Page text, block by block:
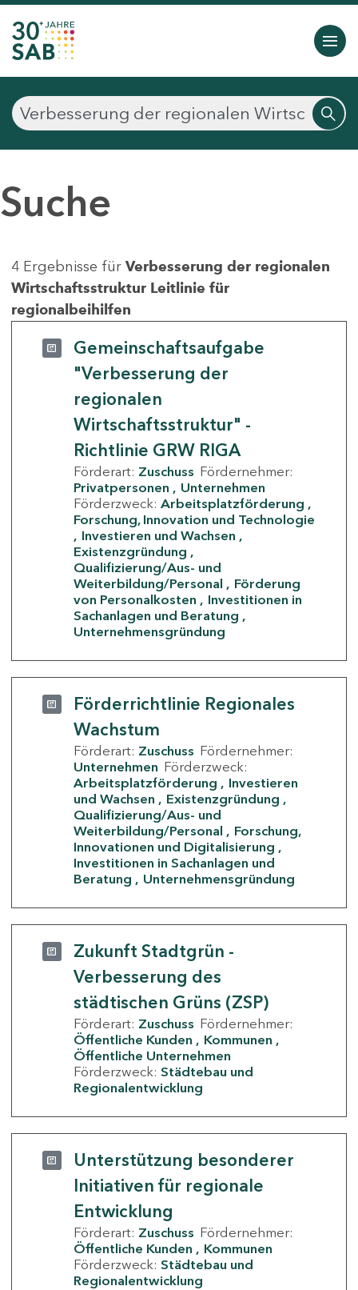
Suche
4 Ergebnisse für Verbesserung der regionalen
Wirtschaftsstruktur Leitlinie für
regionalbeihilfen
Gemeinschaftsaufgabe
"Verbesserung der
regionalen
Wirtschaftsstruktur" -
Richtlinie GRW RIGA
Förderart: Zuschuss Fördernehmer:
Privatpersonen
Unternehmen
Förderzweck: Arbeitsplatzförderung
Forschung, Innovation und Technologie
Investieren und Wachsen
Existenzgründung
Qualifizierung/Aus- und
Weiterbildung/Personal
Förderung
von Personalkosten
Investitionen in
Sachanlagen und Beratung
Unternehmensgründung
Förderrichtlinie Regionales
Wachstum
Förderart: Zuschuss Fördernehmer:
Unternehmen Förderzweck:
Arbeitsplatzförderung
Investieren
und Wachsen
Existenzgründung
Qualifizierung/Aus- und
Weiterbildung/Personal
Forschung,
Innovationen und Digitalisierung
Investitionen in Sachanlagen und
Beratung
Unternehmensgründung
Zukunft Stadtgrün -
Verbesserung des
städtischen Grüns (ZSP)
Förderart: Zuschuss Fördernehmer:
Öffentliche Kunden
Kommunen
Öffentliche Unternehmen
Förderzweck: Städtebau und
Regionalentwicklung
Unterstützung besonderer
Initiativen für regionale
Entwicklung
Förderart: Zuschuss Fördernehmer:
Öffentliche Kunden
Kommunen
Förderzweck: Städtebau und
Regionalentwicklung